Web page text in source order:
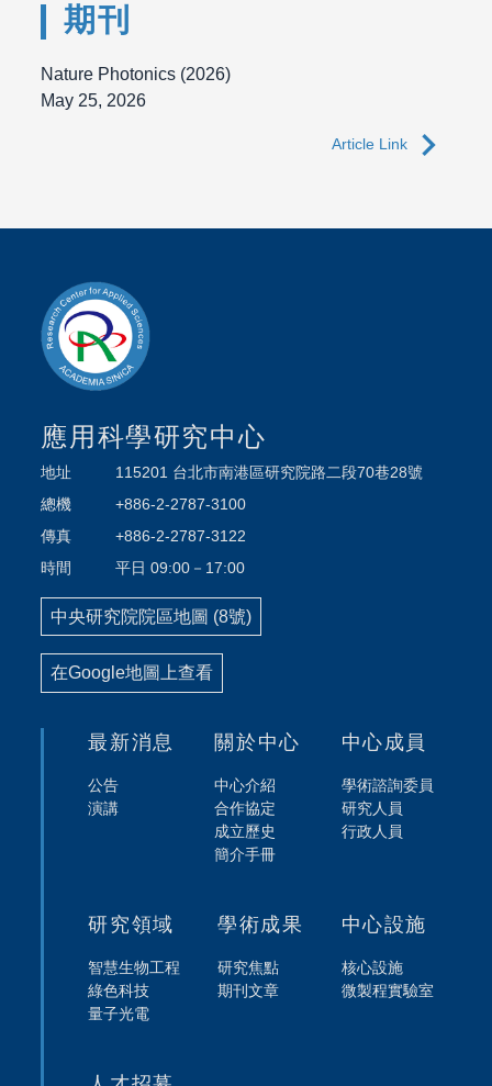
期刊
Nature Photonics (2026)
May 25, 2026
Article Linknavigate_next
應用科學研究中心
地址
115201 台北市南港區研究院路二段70巷28號
總機
+886-2-2787-3100
傳真
+886-2-2787-3122
時間
平日 09:00－17:00
中央研究院院區地圖 (8號)
在Google地圖上查看
最新消息
公告
演講
關於中心
中心介紹
合作協定
成立歷史
簡介手冊
中心成員
學術諮詢委員
研究人員
行政人員
研究領域
智慧生物工程
綠色科技
量子光電
學術成果
研究焦點
期刊文章
中心設施
核心設施
微製程實驗室